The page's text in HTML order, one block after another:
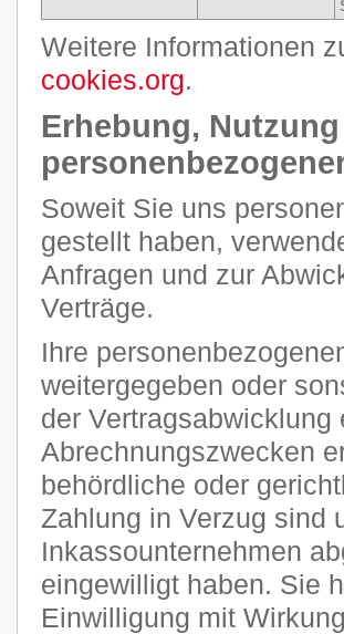
Weitere Informationen
cookies.org.
Erhebung,
Soweit Sie uns
gestellt haben,
Anfragen und zur
Verträge.
Ihre
weitergegeben oder
der
Abrechnungszwecken
behördliche oder
Zahlung in Verzug sind
Inkassounternehmen
eingewilligt haben. Sie
Einwilligung mit